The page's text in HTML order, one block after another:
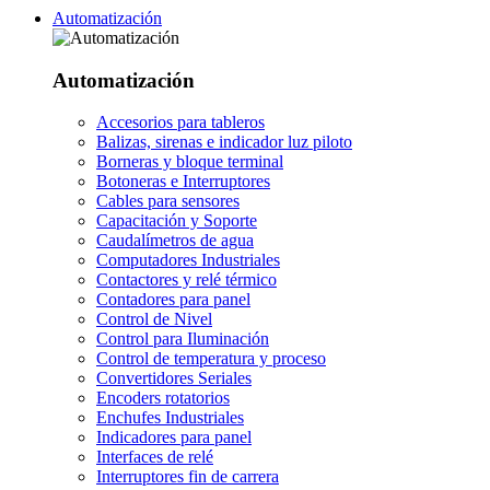
Automatización
Automatización
Accesorios para tableros
Balizas, sirenas e indicador luz piloto
Borneras y bloque terminal
Botoneras e Interruptores
Cables para sensores
Capacitación y Soporte
Caudalímetros de agua
Computadores Industriales
Contactores y relé térmico
Contadores para panel
Control de Nivel
Control para Iluminación
Control de temperatura y proceso
Convertidores Seriales
Encoders rotatorios
Enchufes Industriales
Indicadores para panel
Interfaces de relé
Interruptores fin de carrera